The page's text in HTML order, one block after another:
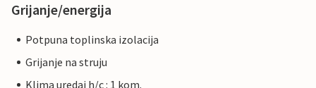
Grijanje/energija
Potpuna toplinska izolacija
Grijanje na struju
Klima uredaj h/c : 1 kom.